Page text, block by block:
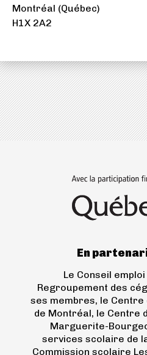
Montréal (Québec)
H1X 2A2
En
Le Conseil
Regroupement des
ses membres, le
de Montréal, le Centre
Marguerite-
services scolaire de
Commission scolaire